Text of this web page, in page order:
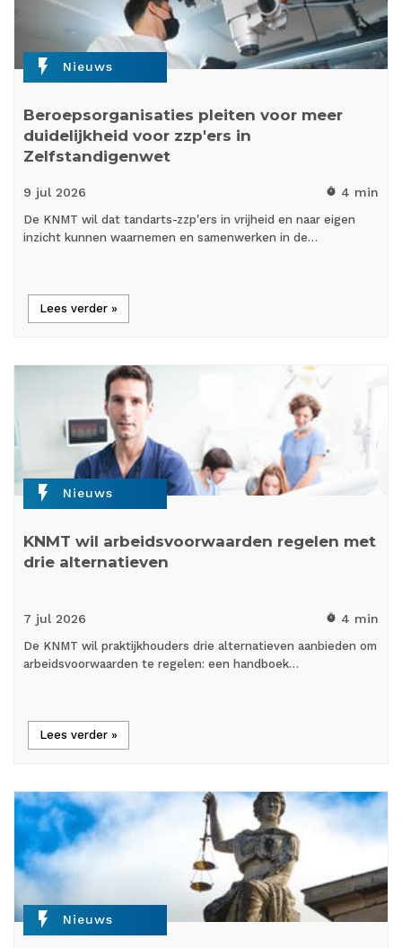
flash_on Nieuws
Beroepsorganisaties pleiten voor meer
duidelijkheid voor zzp'ers in
Zelfstandigenwet
9 jul 2026 timer 4 min
De KNMT wil dat tandarts-zzp'ers in vrijheid en naar eigen
inzicht kunnen waarnemen en samenwerken in de…
Lees verder »
flash_on Nieuws
KNMT wil arbeidsvoorwaarden regelen met
drie alternatieven
7 jul 2026 timer 4 min
De KNMT wil praktijkhouders drie alternatieven aanbieden om
arbeidsvoorwaarden te regelen: een handboek…
Lees verder »
flash_on Nieuws